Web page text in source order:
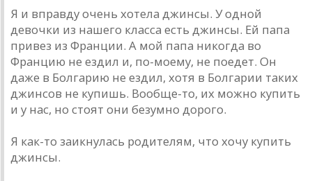
Я и вправду очень хотела джинсы. У одной
девочки из нашего класса есть джинсы. Ей папа
привез из Франции. А мой папа никогда во
Францию не ездил и, по-моему, не поедет. Он
даже в Болгарию не ездил, хотя в Болгарии таких
джинсов не купишь. Вообще-то, их можно купить
и у нас, но стоят они безумно дорого.
Я как-то заикнулась родителям, что хочу купить
джинсы.